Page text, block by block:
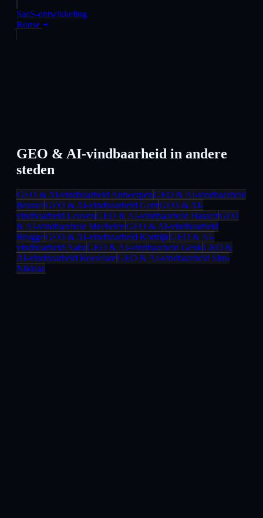
SaaS-ontwikkeling
Ronse
GEO & AI-vindbaarheid in andere
steden
GEO & AI-vindbaarheid AntwerpenGEO & AI-vindbaarheid
BrusselGEO & AI-vindbaarheid GentGEO & AI-
vindbaarheid LeuvenGEO & AI-vindbaarheid HasseltGEO
& AI-vindbaarheid MechelenGEO & AI-vindbaarheid
BruggeGEO & AI-vindbaarheid KortrijkGEO & AI-
vindbaarheid AalstGEO & AI-vindbaarheid GenkGEO &
AI-vindbaarheid RoeselareGEO & AI-vindbaarheid Sint-
Niklaas